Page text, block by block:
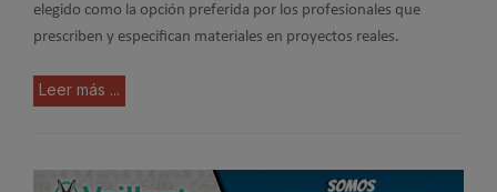
elegido como la opción preferida por los profesionales que
prescriben y especifican materiales en proyectos reales.
Leer más ...